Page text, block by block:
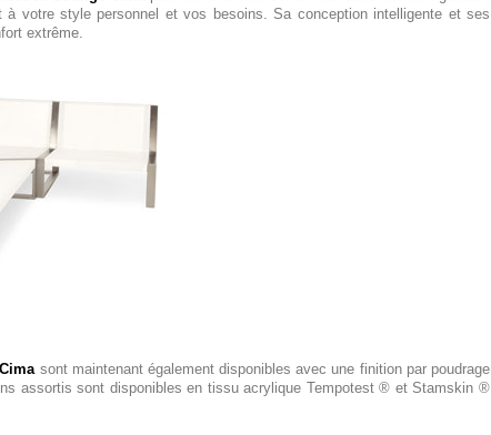
à votre style personnel et vos besoins. Sa conception intelligente et ses
extrême.
sont maintenant également disponibles avec une finition par poudrage
assortis sont disponibles en tissu acrylique Tempotest ® et Stamskin ®